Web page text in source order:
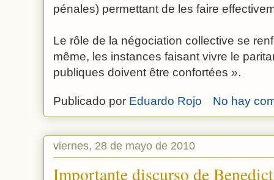
pénales) permettant de les faire
Le rôle de la négociation collective se
même, les instances faisant vivre le
publiques doivent être confortées ».
Publicado por Eduardo Rojo No hay
viernes, 28 de mayo de 2010
Importante discurso de